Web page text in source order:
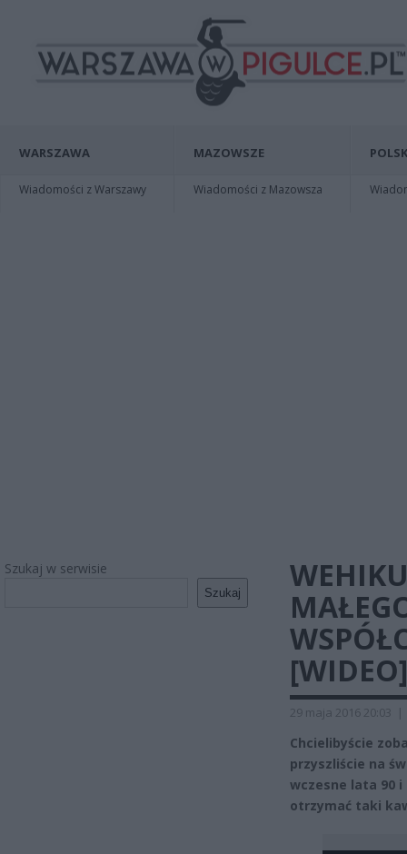
WARSZAWA
Wiadomości z Warszawy
MAZOWSZE
Wiadomości z Mazowsza
Szukaj w serwisie
Szukaj
[WIDEO]
29 maja 2016 20:03 |
Chcielibyście
przyszliście na
wczesne lata 90 i
otrzymać taki